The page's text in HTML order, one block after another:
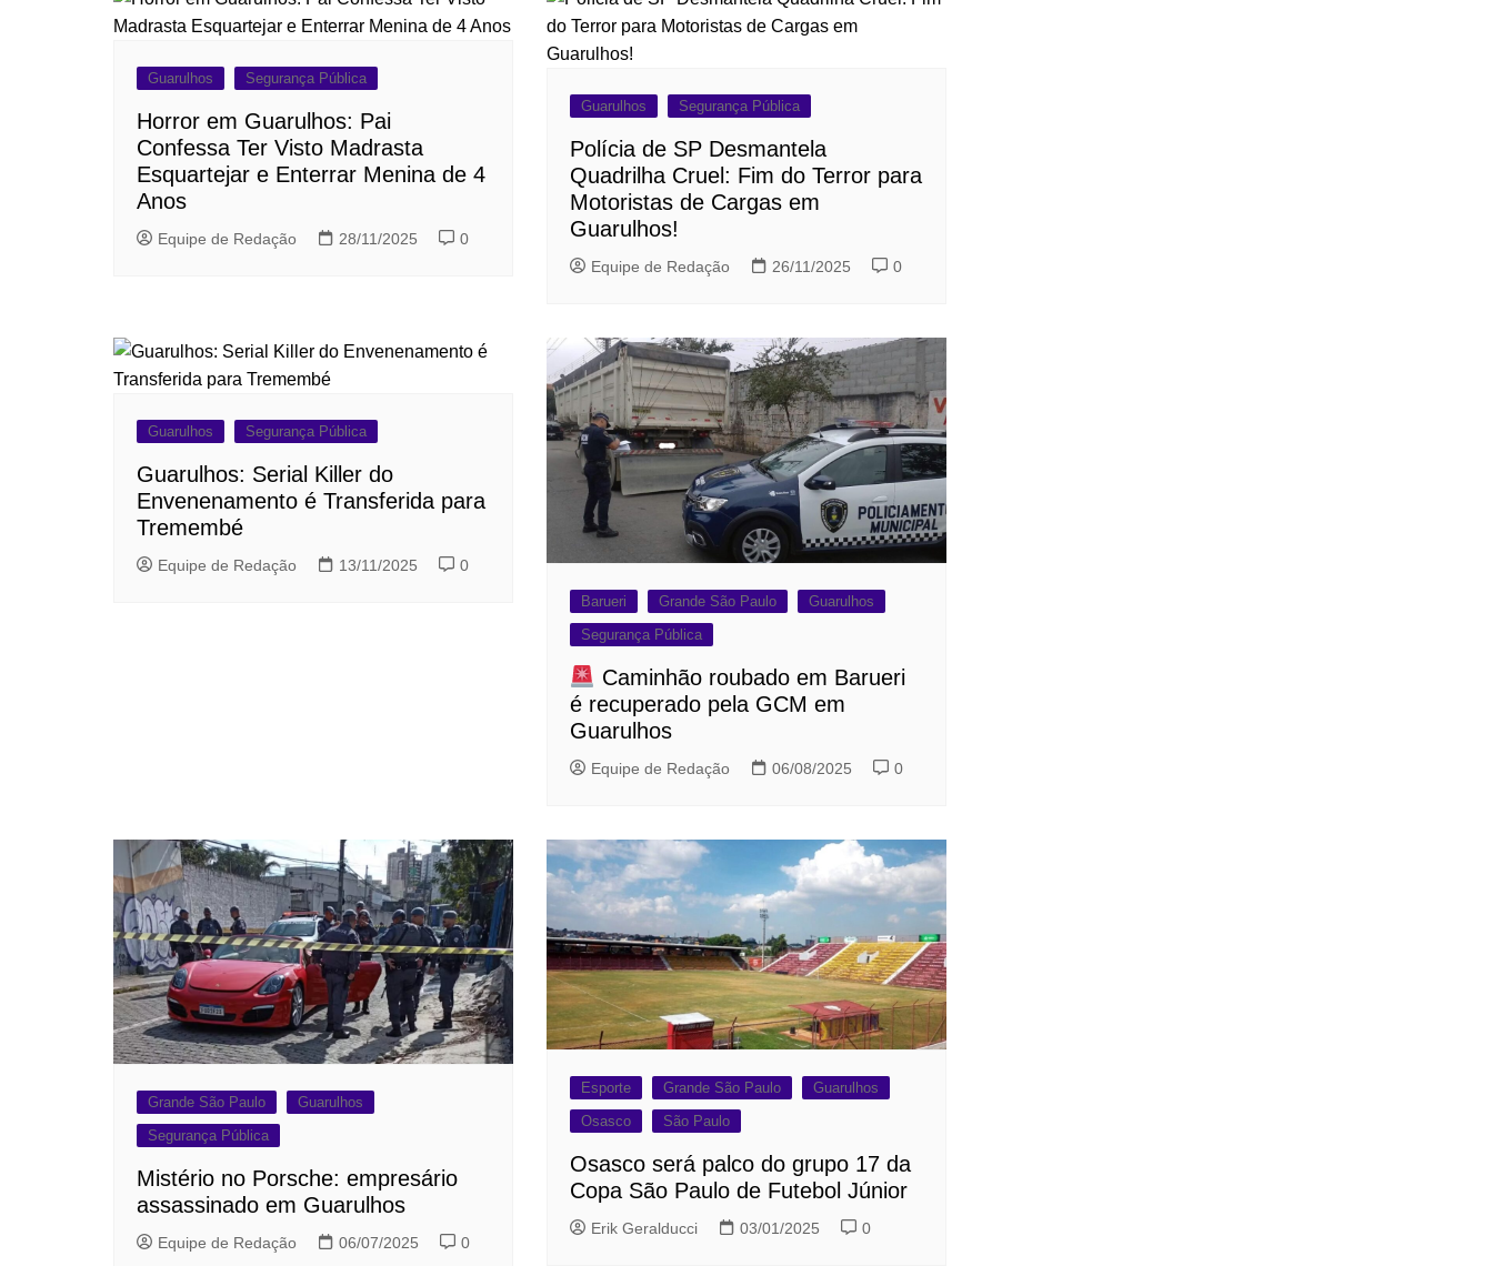
Guarulhos Segurança Pública
Horror em Guarulhos: Pai
Confessa Ter Visto Madrasta
Esquartejar e Enterrar Menina de 4
Anos
Equipe de Redação 28/11/2025 0
Guarulhos Segurança Pública
Polícia de SP Desmantela
Quadrilha Cruel: Fim do Terror para
Motoristas de Cargas em
Guarulhos!
Equipe de Redação 26/11/2025 0
Guarulhos Segurança Pública
Guarulhos: Serial Killer do
Envenenamento é Transferida para
Tremembé
Equipe de Redação 13/11/2025 0
Barueri Grande São Paulo
Guarulhos
Segurança Pública
Caminhão roubado em Barueri
é recuperado pela GCM em
Guarulhos
Equipe de Redação 06/08/2025 0
Grande São Paulo
Guarulhos
Segurança Pública
Mistério no Porsche: empresário
assassinado em Guarulhos
Equipe de Redação 06/07/2025 0
Esporte Grande São Paulo
Guarulhos
Osasco
São Paulo
Osasco será palco do grupo 17 da
Copa São Paulo de Futebol Júnior
Erik Geralducci 03/01/2025 0